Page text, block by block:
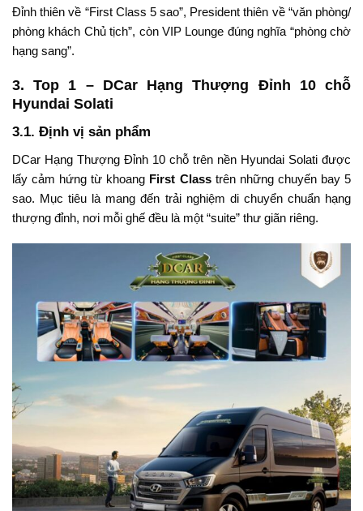
Đỉnh thiên về “First Class 5 sao”, President thiên về “văn phòng/
phòng khách Chủ tịch”, còn VIP Lounge đúng nghĩa “phòng chờ
hạng sang”.
3. Top 1 – DCar Hạng Thượng Đỉnh 10 chỗ
Hyundai Solati
3.1. Định vị sản phẩm
DCar Hạng Thượng Đỉnh 10 chỗ trên nền Hyundai Solati được
lấy cảm hứng từ khoang First Classtrên những chuyến bay 5
sao. Mục tiêu là mang đến trải nghiệm di chuyển chuẩn hạng
thượng đỉnh, nơi mỗi ghế đều là một “suite” thư giãn riêng.